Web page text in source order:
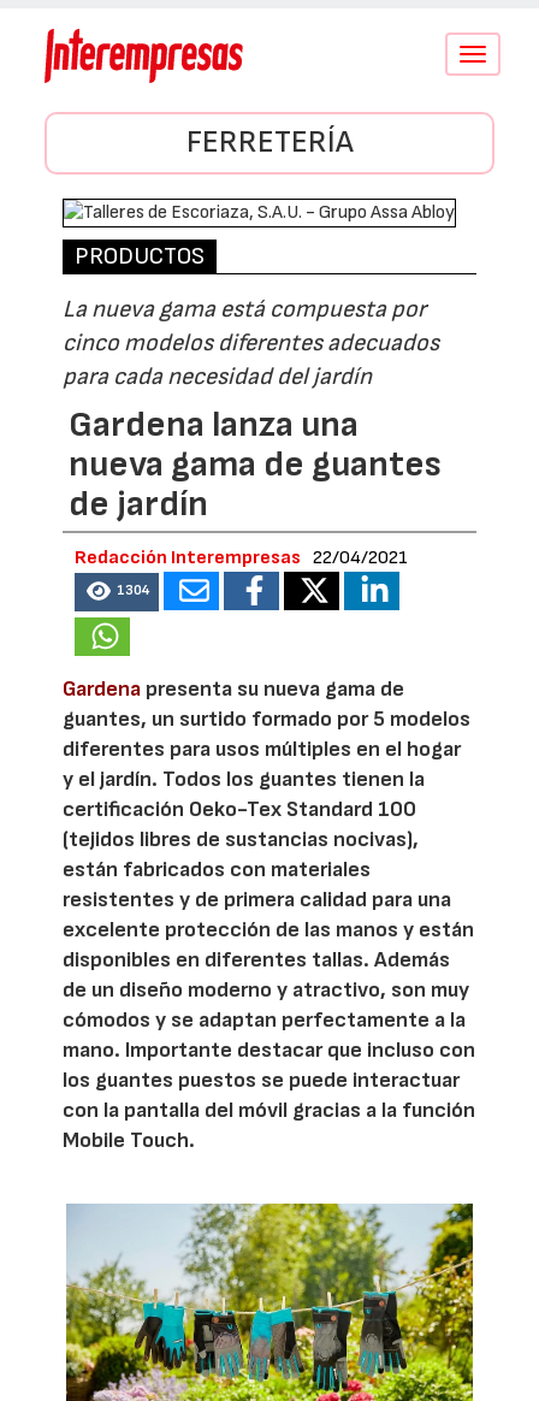
Conmutar
FERRETERÍA
PRODUCTOS
La nueva gama está compuesta por
cinco modelos diferentes adecuados
para cada necesidad del jardín
Gardena lanza una
nueva gama de guantes
de jardín
Redacción Interempresas 22/04/2021
1304
Gardena presenta su nueva gama de
guantes, un surtido formado por 5 modelos
diferentes para usos múltiples en el hogar
y el jardín. Todos los guantes tienen la
certificación Oeko-Tex Standard 100
(tejidos libres de sustancias nocivas),
están fabricados con materiales
resistentes y de primera calidad para una
excelente protección de las manos y están
disponibles en diferentes tallas. Además
de un diseño moderno y atractivo, son muy
cómodos y se adaptan perfectamente a la
mano. Importante destacar que incluso con
los guantes puestos se puede interactuar
con la pantalla del móvil gracias a la función
Mobile Touch.